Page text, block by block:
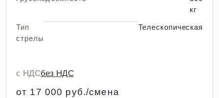
кг
Тип
стрелы
Телескопическая
с НДСбез НДС
от 17 000 руб./смена